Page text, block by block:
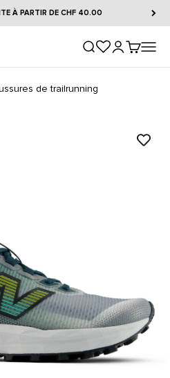
À PARTIR DE CHF 40.00
Ouvrir la recherche
Ouvrir le
Voir leOuvrir
de trailrunning